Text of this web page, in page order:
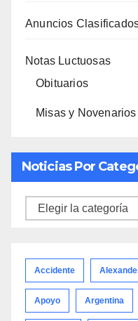
Anuncios
Notas Luctuosas
Obituarios
Misas y Novenarios
Noticias Por
Noticias
Accidente
Apoyo Argentina